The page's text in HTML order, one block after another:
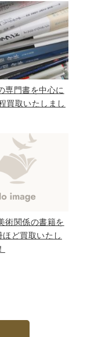
専門書を中心に
買取いたしまし
術関係の書籍を
ほど買取いたし